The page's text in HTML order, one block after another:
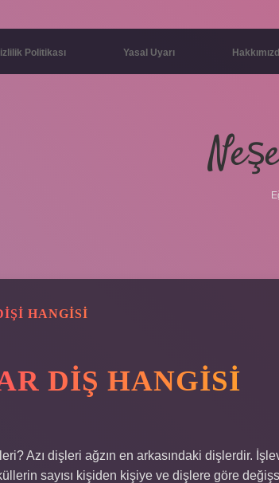
Politikası Yasal Uyarı
HANGISI
DIŞ HANGISI
Azı dişleri ağzın en arkasındaki dişlerdir.
sayısı kişiden kişiye ve dişlere göre